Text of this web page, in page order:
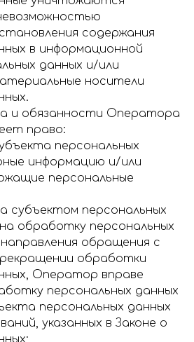
содержания
в информационной
данных и/или
носители
и обязанности Оператора
право:
персональных
информацию и/или
персональные
субъектом персональных
обработку персональных
обращения с
обработки
Оператор вправе
персональных данных
персональных данных
указанных в Законе о